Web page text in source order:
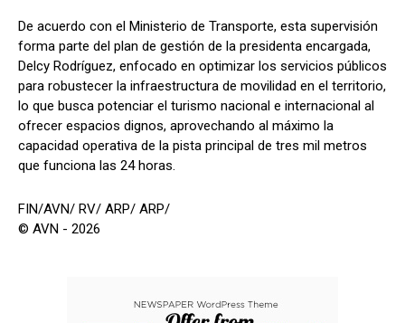
De acuerdo con el Ministerio de Transporte, esta supervisión
forma parte del plan de gestión de la presidenta encargada,
Delcy Rodríguez, enfocado en optimizar los servicios públicos
para robustecer la infraestructura de movilidad en el territorio,
lo que busca potenciar el turismo nacional e internacional al
ofrecer espacios dignos, aprovechando al máximo la
capacidad operativa de la pista principal de tres mil metros
que funciona las 24 horas.
FIN/AVN/ RV/ ARP/ ARP/
© AVN - 2026